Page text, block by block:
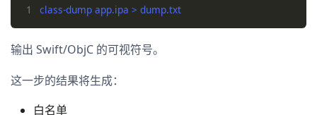
1
输出 Swift/ObjC 的可视符号。
这一步的结果将生成：
白名单